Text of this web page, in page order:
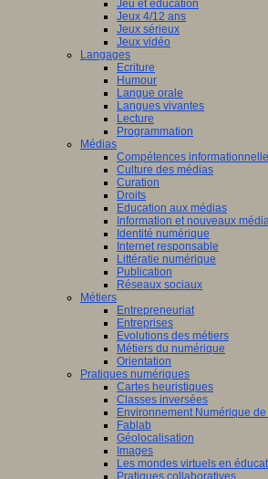
Jeu et éducation
Jeux 4/12 ans
Jeux sérieux
Jeux vidéo
Langages
Ecriture
Humour
Langue orale
Langues vivantes
Lecture
Programmation
Médias
Compétences
Culture des médias
Curation
Droits
Education aux médias
Information et nouveaux
Identité numérique
Internet responsable
Littératie numérique
Publication
Réseaux sociaux
Métiers
Entrepreneuriat
Entreprises
Evolutions des métiers
Métiers du numérique
Orientation
Pratiques numériques
Cartes heuristiques
Classes inversées
Environnement Numérique de
Fablab
Géolocalisation
Images
Les mondes virtuels en
Pratiques collaboratives